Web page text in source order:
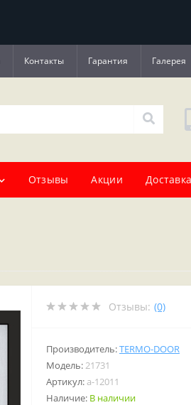
Контакты Гарантия Галерея
Отзывы Акции
Отзывы: (0)
Производитель:TERMO-DOOR
Модель: 21731
Артикул: a-12011
Наличие: В наличии